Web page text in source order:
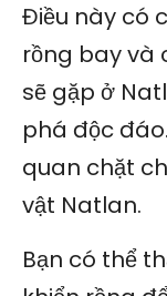
Điều này có
rồng bay và
sẽ gặp ở
phá độc
quan chặt
vật Natlan.
Bạn có thể